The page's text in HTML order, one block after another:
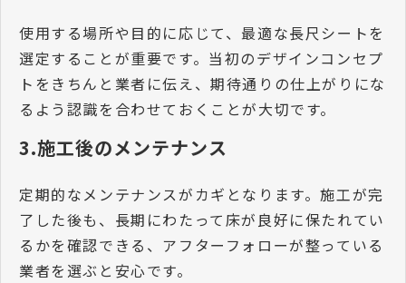
使用する場所や目的に応じて、最適な長尺シートを
選定することが重要です。当初のデザインコンセプ
トをきちんと業者に伝え、期待通りの仕上がりにな
るよう認識を合わせておくことが大切です。
3.施工後のメンテナンス
定期的なメンテナンスがカギとなります。施工が完
了した後も、長期にわたって床が良好に保たれてい
るかを確認できる、アフターフォローが整っている
業者を選ぶと安心です。